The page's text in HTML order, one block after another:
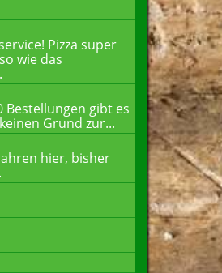
Pizza super
wie das
Bestellungen gibt es
Grund zur...
hier, bisher